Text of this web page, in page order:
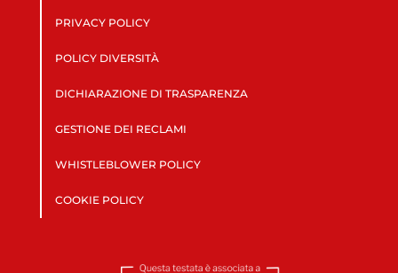
PRIVACY POLICY
POLICY DIVERSITÀ
DICHIARAZIONE DI TRASPARENZA
GESTIONE DEI RECLAMI
WHISTLEBLOWER POLICY
COOKIE POLICY